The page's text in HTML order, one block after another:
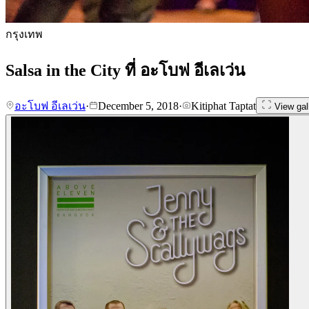
กรุงเทพ
Salsa in the City ที่ อะโบฟ อีเลเว่น
อะโบฟ อีเลเว่น· December 5, 2018· Kitiphat Taptat View